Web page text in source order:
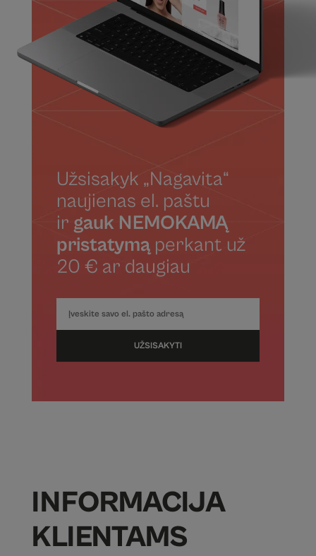
Užsisakyk „Nagavita“
naujienas el. paštu
ir gauk NEMOKAMĄ
pristatymąperkant už
20 € ar daugiau
UŽSISAKYTI
INFORMACIJA
KLIENTAMS